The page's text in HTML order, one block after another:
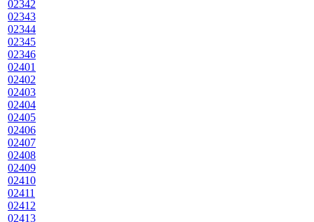
02342
02343
02344
02345
02346
02401
02402
02403
02404
02405
02406
02407
02408
02409
02410
02411
02412
02413